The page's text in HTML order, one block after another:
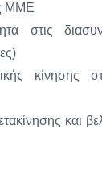
ΜΜΕ
στις
κίνησης
και